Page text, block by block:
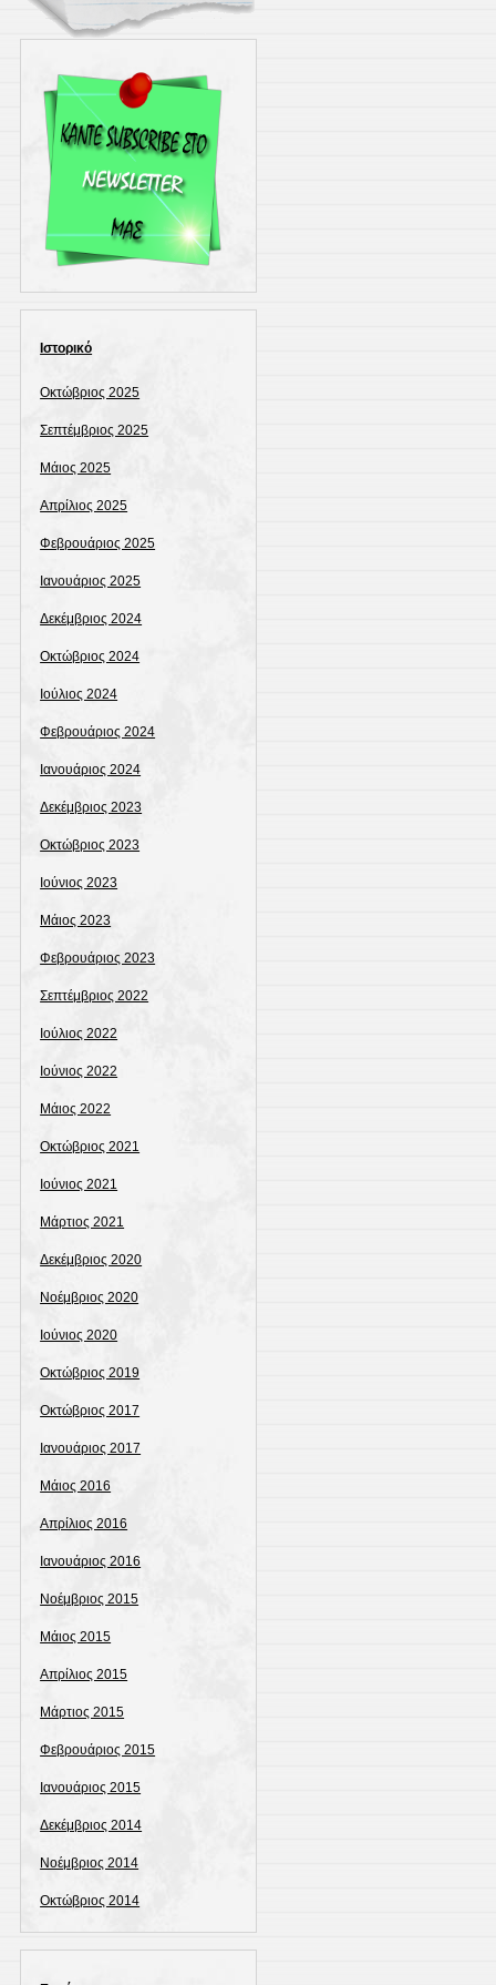
Ιστορικό
Οκτώβριος 2025
Σεπτέμβριος 2025
Μάιος 2025
Απρίλιος 2025
Φεβρουάριος 2025
Ιανουάριος 2025
Δεκέμβριος 2024
Οκτώβριος 2024
Ιούλιος 2024
Φεβρουάριος 2024
Ιανουάριος 2024
Δεκέμβριος 2023
Οκτώβριος 2023
Ιούνιος 2023
Μάιος 2023
Φεβρουάριος 2023
Σεπτέμβριος 2022
Ιούλιος 2022
Ιούνιος 2022
Μάιος 2022
Οκτώβριος 2021
Ιούνιος 2021
Μάρτιος 2021
Δεκέμβριος 2020
Νοέμβριος 2020
Ιούνιος 2020
Οκτώβριος 2019
Οκτώβριος 2017
Ιανουάριος 2017
Μάιος 2016
Απρίλιος 2016
Ιανουάριος 2016
Νοέμβριος 2015
Μάιος 2015
Απρίλιος 2015
Μάρτιος 2015
Φεβρουάριος 2015
Ιανουάριος 2015
Δεκέμβριος 2014
Νοέμβριος 2014
Οκτώβριος 2014